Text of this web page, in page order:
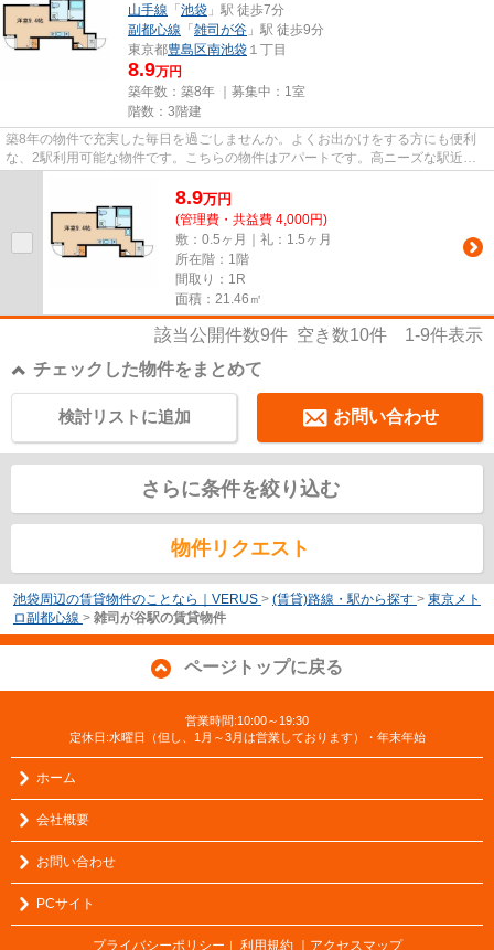
山手線 「 池袋 」駅 徒歩7分
副都心線 「 雑司が谷 」駅 徒歩9分
東京都豊島区南池袋 １丁目
8.9万円
築年数：築8年 ｜募集中： 1室
階数：3階建
築8年の物件で充実した毎日を過ごしませんか。よくお出かけをする方にも便利
な、2駅利用可能な物件です。こちらの物件はアパートです。高ニーズな駅近の
8.9万円
(管理費・共益費 4,000円)
敷：0.5ヶ月｜礼：1.5ヶ月
所在階：1階
間取り：1R
面積：21.46㎡
該当公開件数9件 空き数10件 1-9件表示
チェックした物件をまとめて
お問い合わせ
検討リストに追加
さらに条件を絞り込む
物件リクエスト
池袋周辺の賃貸物件のことなら｜VERUS > (賃貸)路線・駅から探す > 東京メト
ロ副都心線 > 雑司が谷駅の賃貸物件
ページトップに戻る
営業時間:10:00～19:30
定休日:水曜日（但し、1月～3月は営業しております）・年末年始
ホーム
会社概要
お問い合わせ
PCサイト
プライバシーポリシー ｜ 利用規約 ｜アクセスマップ